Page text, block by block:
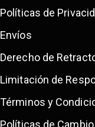
Políticas de
Envíos
Derecho de
Limitación de
Términos y
Políticas de